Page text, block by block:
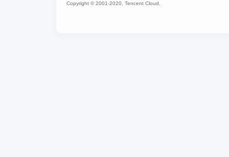
Copyright © 2001-2020, Tencent Cloud.